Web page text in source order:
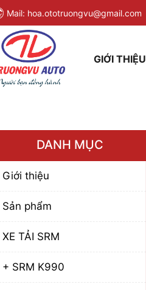
Mail: hoa.ototruongvu@gmail.com
GIỚI THIỆU
DANH MỤC
Giới thiệu
Sản phẩm
XE TẢI SRM
+ SRM K990